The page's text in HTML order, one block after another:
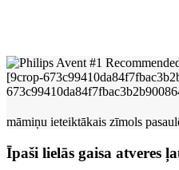
māmiņu ieteiktākais zīmols
Īpaši lielās gaisa atveres